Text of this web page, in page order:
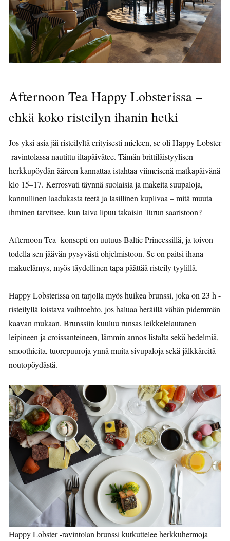
Afternoon Tea Happy Lobsterissa –
ehkä koko risteilyn ihanin hetki
Jos yksi asia jäi risteilyltä erityisesti mieleen, se oli Happy Lobster
-ravintolassa nautittu iltapäivätee. Tämän brittiläistyylisen
herkkupöydän ääreen kannattaa istahtaa viimeisenä matkapäivänä
klo 15–17. Kerrosvati täynnä suolaisia ja makeita suupaloja,
kannullinen laadukasta teetä ja lasillinen kuplivaa – mitä muuta
ihminen tarvitsee, kun laiva lipuu takaisin Turun saaristoon?
Afternoon Tea -konsepti on uutuus Baltic Princessillä, ja toivon
todella sen jäävän pysyvästi ohjelmistoon. Se on paitsi ihana
makuelämys, myös täydellinen tapa päättää risteily tyylillä.
Happy Lobsterissa on tarjolla myös huikea brunssi, joka on 23 h -
risteilyllä loistava vaihtoehto, jos haluaa heräillä vähän pidemmän
kaavan mukaan. Brunssiin kuuluu runsas leikkelelautanen
leipineen ja croissanteineen, lämmin annos listalta sekä hedelmiä,
smoothieita, tuorepuuroja ynnä muita sivupaloja sekä jälkkäreitä
noutopöydästä.
Happy Lobster -ravintolan brunssi kutkuttelee herkkuhermoja